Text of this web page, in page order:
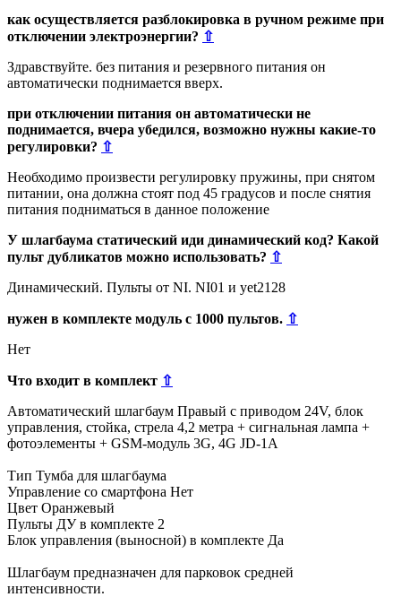
как осуществляется разблокировка в ручном режиме при
отключении электроэнергии? ⇧
Здравствуйте. без питания и резервного питания он
автоматически поднимается вверх.
при отключении питания он автоматически не
поднимается, вчера убедился, возможно нужны какие-то
регулировки? ⇧
Необходимо произвести регулировку пружины, при снятом
питании, она должна стоят под 45 градусов и после снятия
питания подниматься в данное положение
У шлагбаума статический иди динамический код? Какой
пульт дубликатов можно использовать? ⇧
Динамический. Пульты от NI. NI01 и yet2128
нужен в комплекте модуль с 1000 пультов. ⇧
Нет
Что входит в комплект ⇧
Автоматический шлагбаум Правый с приводом 24V, блок
управления, стойка, стрела 4,2 метра + сигнальная лампа +
фотоэлементы + GSM-модуль 3G, 4G JD-1A
Тип Тумба для шлагбаума
Управление со смартфона Нет
Цвет Оранжевый
Пульты ДУ в комплекте 2
Блок управления (выносной) в комплекте Да
Шлагбаум предназначен для парковок средней
интенсивности.